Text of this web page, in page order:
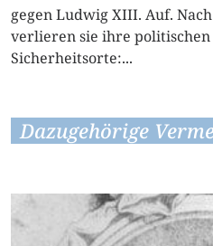
gegen Ludwig XIII. Auf.
verlieren sie ihre
Sicherheitsorte:...
Dazugehörige